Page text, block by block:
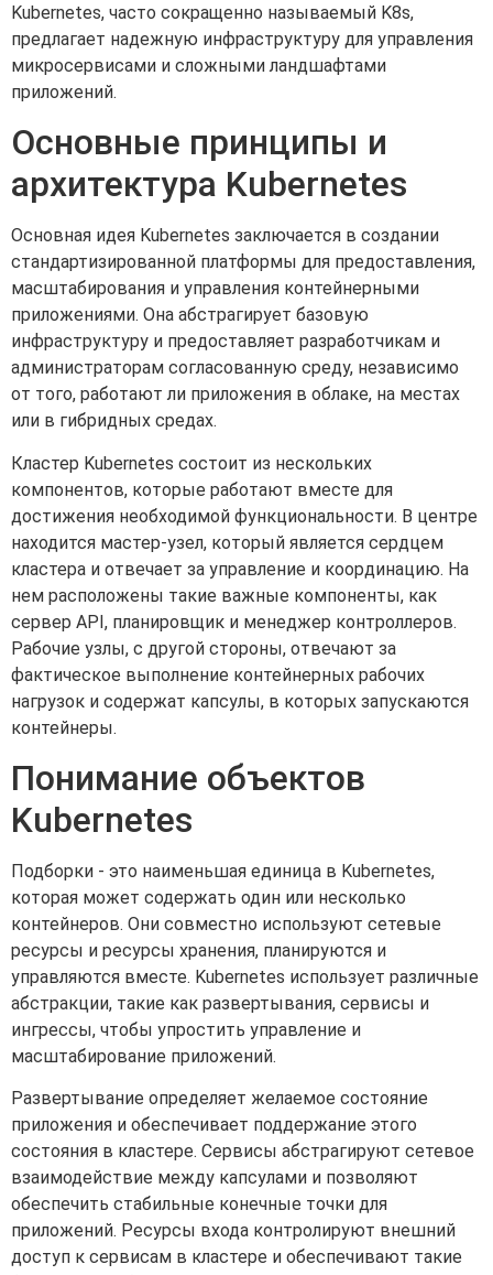
Kubernetes, часто сокращенно называемый K8s,
предлагает надежную инфраструктуру для управления
микросервисами и сложными ландшафтами
приложений.
Основные принципы и
архитектура Kubernetes
Основная идея Kubernetes заключается в создании
стандартизированной платформы для предоставления,
масштабирования и управления контейнерными
приложениями. Она абстрагирует базовую
инфраструктуру и предоставляет разработчикам и
администраторам согласованную среду, независимо
от того, работают ли приложения в облаке, на местах
или в гибридных средах.
Кластер Kubernetes состоит из нескольких
компонентов, которые работают вместе для
достижения необходимой функциональности. В центре
находится мастер-узел, который является сердцем
кластера и отвечает за управление и координацию. На
нем расположены такие важные компоненты, как
сервер API, планировщик и менеджер контроллеров.
Рабочие узлы, с другой стороны, отвечают за
фактическое выполнение контейнерных рабочих
нагрузок и содержат капсулы, в которых запускаются
контейнеры.
Понимание объектов
Kubernetes
Подборки - это наименьшая единица в Kubernetes,
которая может содержать один или несколько
контейнеров. Они совместно используют сетевые
ресурсы и ресурсы хранения, планируются и
управляются вместе. Kubernetes использует различные
абстракции, такие как развертывания, сервисы и
ингрессы, чтобы упростить управление и
масштабирование приложений.
Развертывание определяет желаемое состояние
приложения и обеспечивает поддержание этого
состояния в кластере. Сервисы абстрагируют сетевое
взаимодействие между капсулами и позволяют
обеспечить стабильные конечные точки для
приложений. Ресурсы входа контролируют внешний
доступ к сервисам в кластере и обеспечивают такие